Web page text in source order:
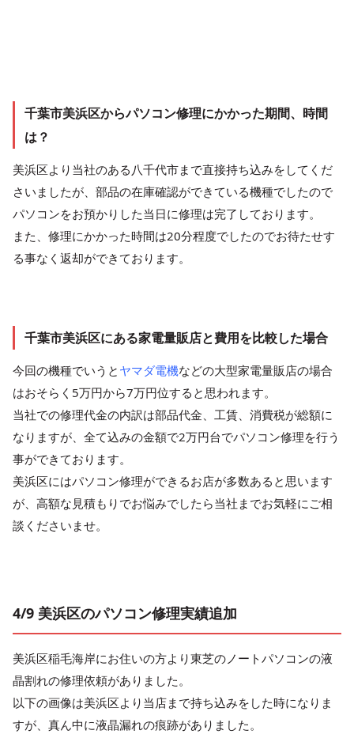
千葉市美浜区からパソコン修理にかかった期間、時間
は？
美浜区より当社のある八千代市まで直接持ち込みをしてくだ
さいましたが、部品の在庫確認ができている機種でしたので
パソコンをお預かりした当日に修理は完了しております。
また、修理にかかった時間は20分程度でしたのでお待たせす
る事なく返却ができております。
千葉市美浜区にある家電量販店と費用を比較した場合
今回の機種でいうと ヤマダ電機などの大型家電量販店の場合
はおそらく5万円から7万円位すると思われます。
当社での修理代金の内訳は部品代金、工賃、消費税が総額に
なりますが、全て込みの金額で2万円台でパソコン修理を行う
事ができております。
美浜区にはパソコン修理ができるお店が多数あると思います
が、高額な見積もりでお悩みでしたら当社までお気軽にご相
談くださいませ。
4/9 美浜区のパソコン修理実績追加
美浜区稲毛海岸にお住いの方より東芝のノートパソコンの液
晶割れの修理依頼がありました。
以下の画像は美浜区より当店まで持ち込みをした時になりま
すが、真ん中に液晶漏れの痕跡がありました。